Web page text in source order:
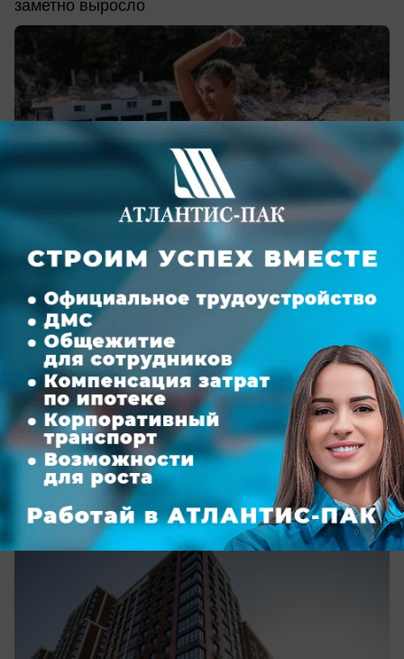
заметно выросло
сегодня в 09:37
Недвижимость
70-й День строителя: ГК
«ЮгСтройИнвест» делится итогами
работы за полугодие
Застройщик является лидером по вводу жилья в
Ростовской области